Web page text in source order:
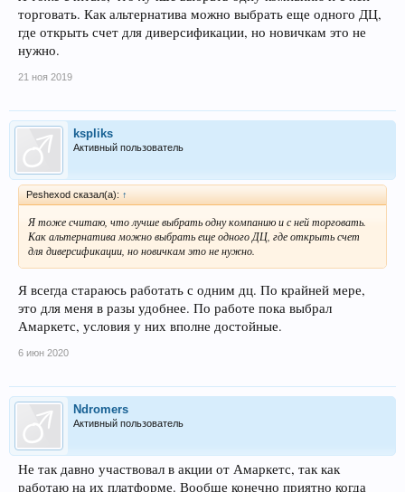
торговать. Как альтернатива можно выбрать еще одного ДЦ,
где открыть счет для диверсификации, но новичкам это не
нужно.
21 ноя 2019
kspliks
Активный пользователь
Peshexod сказал(а): ↑
Я тоже считаю, что лучше выбрать одну компанию и с ней торговать.
Как альтернатива можно выбрать еще одного ДЦ, где открыть счет
для диверсификации, но новичкам это не нужно.
Я всегда стараюсь работать с одним дц. По крайней мере,
это для меня в разы удобнее. По работе пока выбрал
Амаркетс, условия у них вполне достойные.
6 июн 2020
Ndromers
Активный пользователь
Не так давно участвовал в акции от Амаркетс, так как
работаю на их платформе. Вообще конечно приятно когда